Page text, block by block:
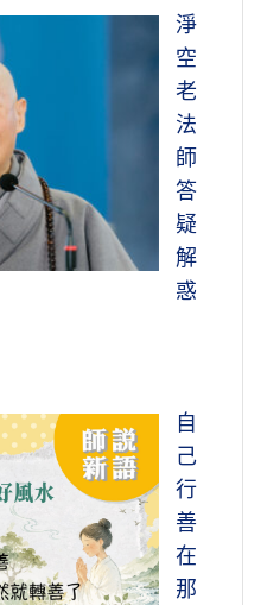
淨
空
老
法
師
答
疑
解
惑
自
己
行
善
在
那